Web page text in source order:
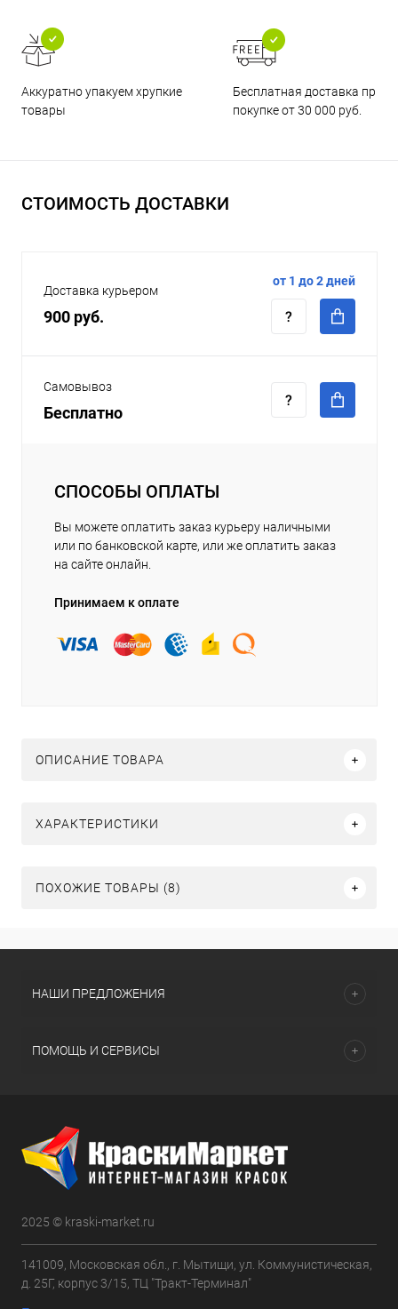
Аккуратно упакуем хрупкие
товары
Бесплатная доставка при
покупке от 30 000 руб.
СТОИМОСТЬ ДОСТАВКИ
Доставка курьером
900 руб.
от 1 до 2 дней
Самовывоз
Бесплатно
СПОСОБЫ ОПЛАТЫ
Вы можете оплатить заказ курьеру наличными
или по банковской карте, или же оплатить заказ
на сайте онлайн.
Принимаем к оплате
ОПИСАНИЕ ТОВАРА
ХАРАКТЕРИСТИКИ
ПОХОЖИЕ ТОВАРЫ (8)
НАШИ ПРЕДЛОЖЕНИЯ
ПОМОЩЬ И СЕРВИСЫ
2025 © kraski-market.ru
141009, Московская обл., г. Мытищи, ул. Коммунистическая,
д. 25Г, корпус 3/15, ТЦ "Тракт-Терминал"